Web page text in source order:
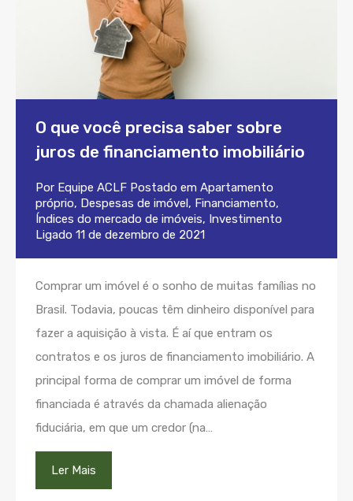
O que você precisa saber sobre
juros de financiamento imobiliário
Por Equipe ACLF Postado em Apartamento
próprio, Despesas de imóvel, Financiamento,
Índices do mercado de imóveis, Investimento
Ligado 11 de dezembro de 2021
Comprar um imóvel é o sonho de muitas famílias no
Brasil. Todavia, poucas têm dinheiro disponível para
fazer a aquisição à vista. É aí que entram os
contratos e os juros de financiamento imobiliário. A
principal forma de comprar um imóvel de forma
financiada é através da chamada alienação
fiduciária, em que um credor (na…
Ler Mais